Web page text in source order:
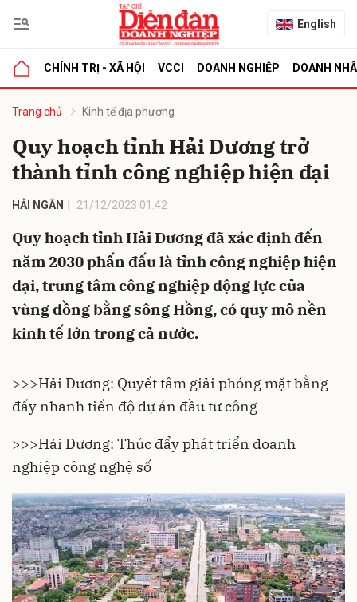
English
CHÍNH TRỊ - XÃ HỘI VCCI DOANH NGHIỆP DOANH
Trang chủ Kinh tế địa phương
Quy hoạch tỉnh Hải Dương trở
thành tỉnh công nghiệp hiện đại
HẢI NGÂN 21/12/2023 01:42
Quy hoạch tỉnh Hải Dương đã xác định đến
năm 2030 phấn đấu là tỉnh công nghiệp hiện
đại, trung tâm công nghiệp động lực của
vùng đồng bằng sông Hồng, có quy mô nền
kinh tế lớn trong cả nước.
>>>Hải Dương: Quyết tâm giải phóng mặt bằng
đẩy nhanh tiến độ dự án đầu tư công
>>>Hải Dương: Thúc đẩy phát triển doanh
nghiệp công nghệ số
luận
Hủy